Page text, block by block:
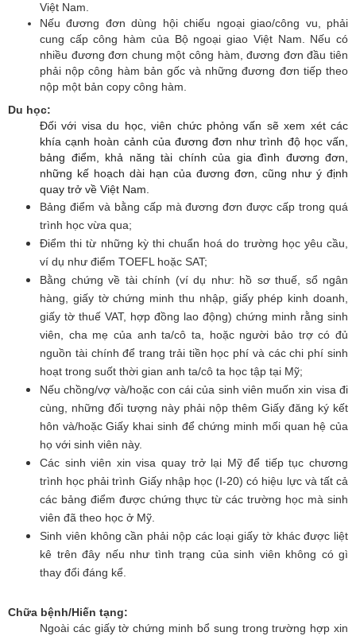
Việt Nam.
Nếu đương đơn dùng hội chiếu ngoại giao/công vu, phải
cung cấp công hàm của Bộ ngoại giao Việt Nam. Nếu có
nhiều đương đơn chung một công hàm, đương đơn đầu tiên
phải nộp công hàm bản gốc và những đương đơn tiếp theo
nộp một bản copy công hàm.
Du học:
Đối với visa du học, viên chức phỏng vấn sẽ xem xét các
khía cạnh hoàn cảnh của đương đơn như trình độ học vấn,
bảng điểm, khả năng tài chính của gia đình đương đơn,
những kế hoạch dài hạn của đương đơn, cũng như ý định
quay trở về Việt Nam.
Bảng điểm và bằng cấp mà đương đơn được cấp trong quá
trình học vừa qua;
Điểm thi từ những kỳ thi chuẩn hoá do trường học yêu cầu,
ví dụ như điểm TOEFL hoặc SAT;
Bằng chứng về tài chính (ví dụ như: hồ sơ thuế, sổ ngân
hàng, giấy tờ chứng minh thu nhập, giấy phép kinh doanh,
giấy tờ thuế VAT, hợp đồng lao động) chứng minh rằng sinh
viên, cha mẹ của anh ta/cô ta, hoặc người bảo trợ có đủ
nguồn tài chính để trang trải tiền học phí và các chi phí sinh
hoạt trong suốt thời gian anh ta/cô ta học tập tại Mỹ;
Nếu chồng/vợ và/hoặc con cái của sinh viên muốn xin visa đi
cùng, những đối tượng này phải nộp thêm Giấy đăng ký kết
hôn và/hoặc Giấy khai sinh để chứng minh mối quan hệ của
họ với sinh viên này.
Các sinh viên xin visa quay trở lại Mỹ để tiếp tục chương
trình học phải trình Giấy nhập học (I-20) có hiệu lực và tất cả
các bảng điểm được chứng thực từ các trường học mà sinh
viên đã theo học ở Mỹ.
Sinh viên không cần phải nộp các loại giấy tờ khác được liệt
kê trên đây nếu như tình trạng của sinh viên không có gì
thay đổi đáng kể.
Chữa bệnh/Hiến tạng:
Ngoài các giấy tờ chứng minh bổ sung trong trường hợp xin